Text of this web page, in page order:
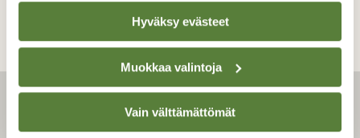
Hyväksy evästeet
Muokkaa valintoja
Vain välttämättömät
LEHTI